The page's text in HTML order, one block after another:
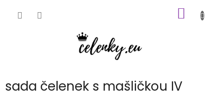
KOŠÍK
sada čelenek s mašličkou IV